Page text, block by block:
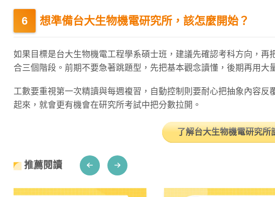
想準備台大生物機電研究所，該怎麼開始？
如果目標是台大生物機電工程學系碩士班，建議先確認考科方向，
合三個階段。前期不要急著跳題型，先把基本觀念讀懂，後期再用大
工數要重視第一次精讀與每週複習，自動控制則要耐心把抽象內容
起來，就會更有機會在研究所考試中把分數拉開。
了解台大生物機電研究所
推薦閱讀